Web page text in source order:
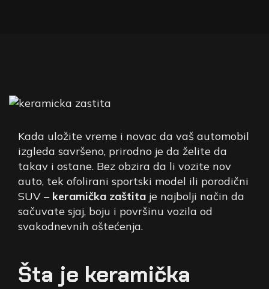
Kada uložite vreme i novac da vaš automobil
izgleda savršeno, prirodno je da želite da
takav i ostane. Bez obzira da li vozite nov
auto, tek ofolirani sportski model ili porodični
SUV – keramička zaštita je najbolji način da
sačuvate sjaj, boju i površinu vozila od
svakodnevnih oštećenja.
Šta je keramička